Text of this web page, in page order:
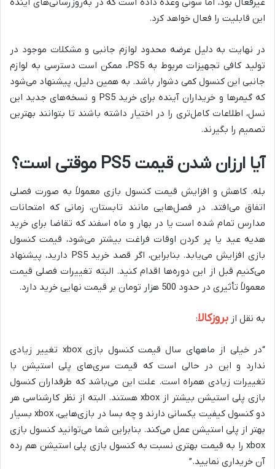
این قابلیت را فعال خواهد کرد.
در نهایت به دلیل عرضه محدود لوازم جانبی و مشکلات موجود در
تولید کافی تجهیزات مربوط به PS5، ممکن است دسترسی به لوازم
جانبی این کنسول کمی دشوار باشد. به همین دلیل، پیشنهاد می‌شود
که گیمرها و خریداران آینده برای خرید PS5 و نسخه‌های جدید این
نسل، اطلاعات کامل‌تری را در اختیار داشته باشند تا بتوانند بهترین
تصمیم را بگیرند.
آیا ارزان شدن قیمت PS5 موقتی است؟
بله. کاهش و افزایش قیمت کنسول بازی معمولاً به صورت فصلی
اتفاق می‌افتد. در فصل‌هایی مانند تابستان، زمانی که امتحانات
مدارس تمام شده است یا در بهار و ماه اسفند که تقاضا برای خرید
هدیه عید یا پر کردن اوقات فراغت بیشتر می‌شود، قیمت کنسول
بازی افزایش می‌یابد. بنابراین، اگر قصد خرید PS5 دارید، پیشنهاد
می‌کنیم قبل از این دوره‌ها اقدام کنید. البته تغییرات فصلی قیمت
معمولاً تأثیری در حدود 500 هزار تومان بر قیمت نهایی خرید دارد.
به نقل از بروزکالا:
“در خیلی از ماههای سال قیمت کنسول بازی xbox تغییر زیادی
ندارد و این در حالی است که قیمت سری‌های پلی استیشن با
تغییرات زیادی همراه است. علت این می‌باشد که طرفداران کنسول
بازی پلی استیشن بیشتر از xbox هستند. البته از نظر کارشناسی هر
دو کنسول کیفیت یکسانی دارند و چه بسا در بازی‌هایی، xbox بسیار
بهتر از پلی استیشن عمل می‌کند. بنابراین شما می‌توانید کنسول بازی
xbox را به قیمت بهتری نسبت به کنسول بازی پلی استیشن هم رده
آن خریداری نمایید.”